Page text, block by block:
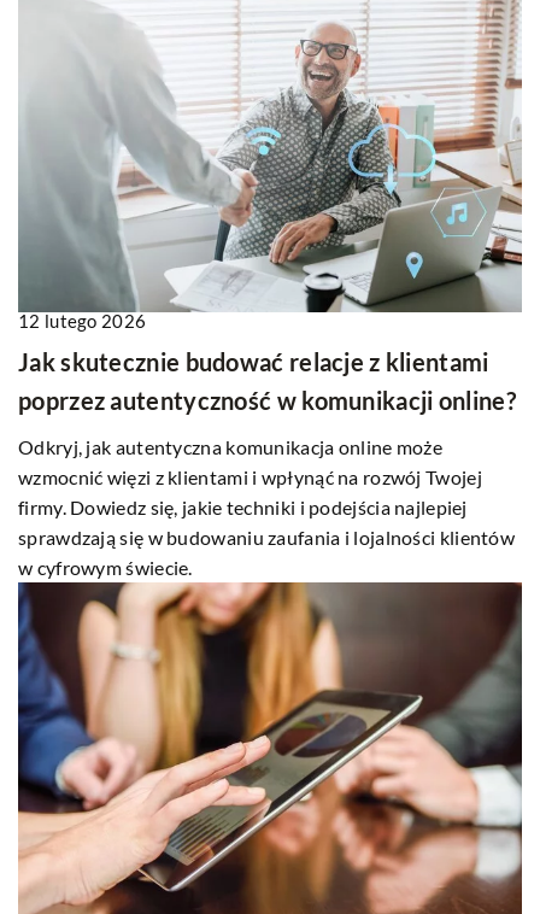
12 lutego 2026
Jak skutecznie budować relacje z klientami
poprzez autentyczność w komunikacji online?
Odkryj, jak autentyczna komunikacja online może
wzmocnić więzi z klientami i wpłynąć na rozwój Twojej
firmy. Dowiedz się, jakie techniki i podejścia najlepiej
sprawdzają się w budowaniu zaufania i lojalności klientów
w cyfrowym świecie.